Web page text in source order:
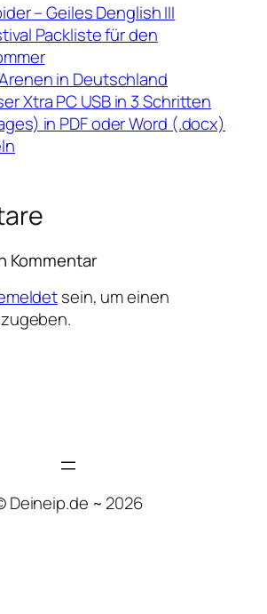
– Geiles Denglish III
Packliste für den
in Deutschland
Xtra PC USB in 3 Schritten
in PDF oder Word (.docx)
Kommentar
sein, um einen
Deineip.de ~ 2026